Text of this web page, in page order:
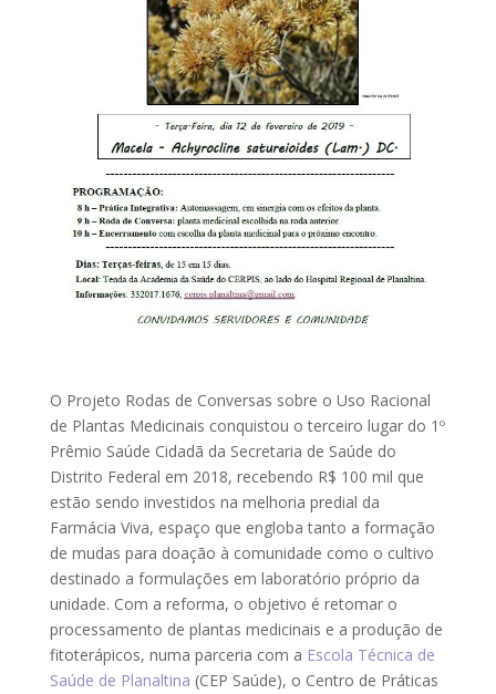
O Projeto Rodas de Conversas sobre o Uso Racional
de Plantas Medicinais conquistou o terceiro lugar do 1º
Prêmio Saúde Cidadã da Secretaria de Saúde do
Distrito Federal em 2018, recebendo R$ 100 mil que
estão sendo investidos na melhoria predial da
Farmácia Viva, espaço que engloba tanto a formação
de mudas para doação à comunidade como o cultivo
destinado a formulações em laboratório próprio da
unidade. Com a reforma, o objetivo é retomar o
processamento de plantas medicinais e a produção de
fitoterápicos, numa parceria com a Escola Técnica de
Saúde de Planaltina (CEP Saúde), o Centro de Práticas